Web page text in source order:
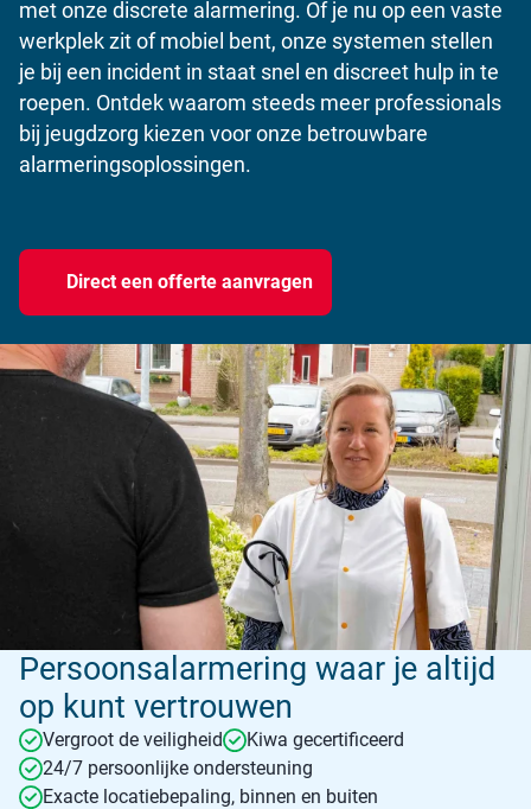
met onze discrete alarmering. Of je nu op een vaste
werkplek zit of mobiel bent, onze systemen stellen
je bij een incident in staat snel en discreet hulp in te
roepen. Ontdek waarom steeds meer professionals
bij jeugdzorg kiezen voor onze betrouwbare
alarmeringsoplossingen.
Direct een offerte aanvragen
Persoonsalarmering waar je altijd
op kunt vertrouwen
Vergroot de veiligheid
Kiwa gecertificeerd
24/7 persoonlijke ondersteuning
Exacte locatiebepaling, binnen en buiten